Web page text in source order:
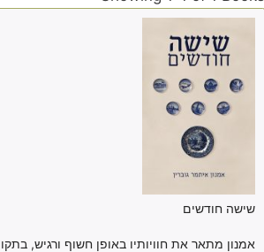
שישה חודשים
אמנון מתאר את חוויותיו באופן חשוף ורגיש,